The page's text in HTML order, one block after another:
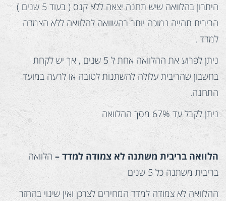
היתרון בהלוואה שיש תחנה יצאה ללא קנס ( בעוד 5 שנים )
הריבית תהייה נמוכה יותר בהשוואה להלוואה ללא הצמדה
למדד .
ניתן לפרוע את ההלוואה אחת ל 5 שנים , אך יש לקחת
בחשבון שהריבית עלולה להשתנות לטובה או לרעה במועד
התחנה.
ניתן לקבל עד 67% מסך ההלוואה
הלוואה בריבית משתנה לא צמודה למדד – הלוואה
בריבית משתנה כל 5 שנים
ההלוואה לא צמודה למדד המחירים לצרכן ואין שינוי בהחזר